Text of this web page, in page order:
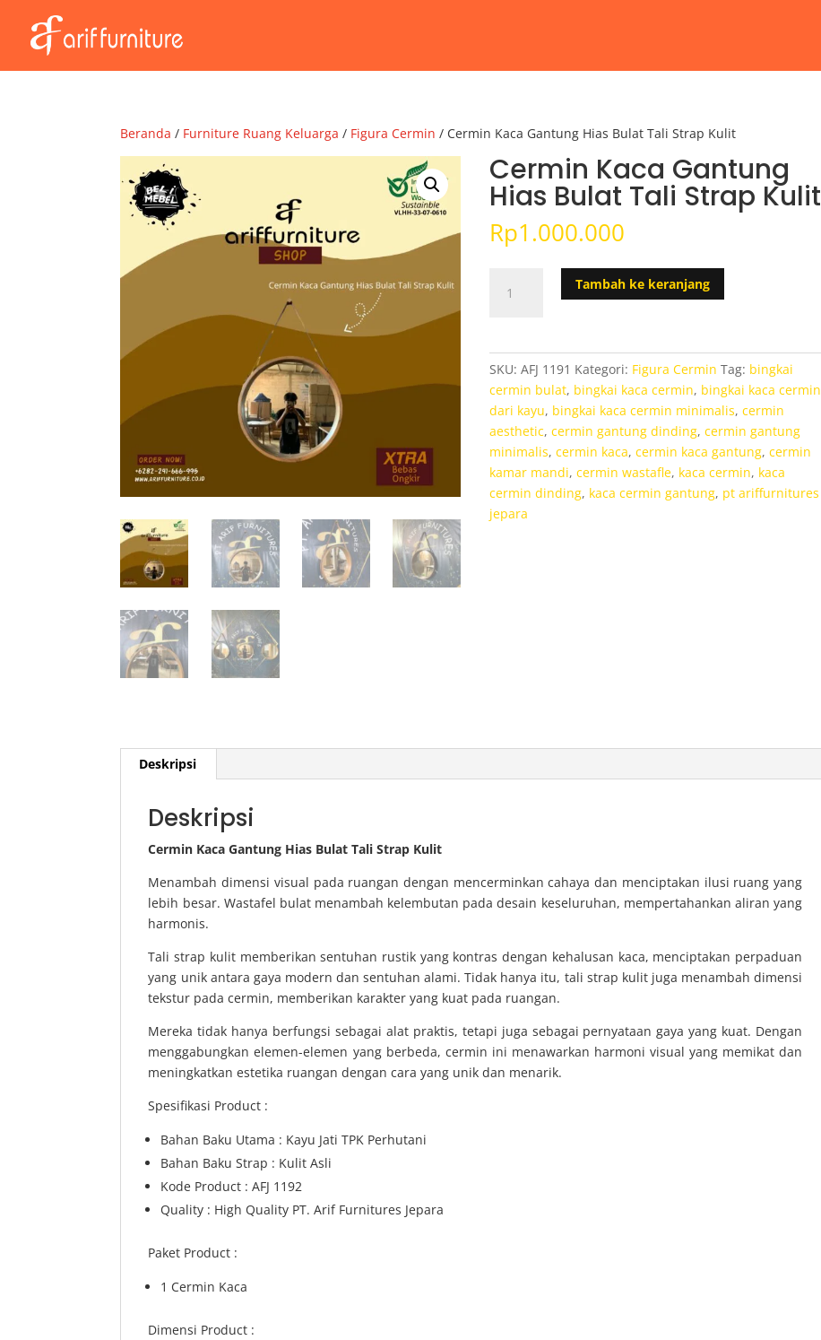
Beranda / Furniture Ruang Keluarga / Figura Cermin / Cermin Kaca Gantung Hias Bulat Tali Strap Kulit
Cermin Kaca Gantung
Hias Bulat Tali Strap Kulit
Rp1.000.000
Cermin
Tambah ke keranjang
SKU:AFJ 1191 Kategori: Figura Cermin Tag: bingkai
cermin bulat, bingkai kaca cermin, bingkai kaca cermin
dari kayu, bingkai kaca cermin minimalis,cermin
aesthetic,cermin gantung dinding,cermin gantung
minimalis,cermin kaca,cermin kaca gantung,cermin
kamar mandi,cermin wastafle, kaca cermin, kaca
cermin dinding, kaca cermin gantung, pt ariffurnitures
jepara
Deskripsi
Deskripsi
Cermin Kaca Gantung Hias Bulat Tali Strap Kulit
Menambah dimensi visual pada ruangan dengan mencerminkan cahaya dan menciptakan ilusi ruang yang
lebih besar. Wastafel bulat menambah kelembutan pada desain keseluruhan, mempertahankan aliran yang
harmonis.
Tali strap kulit memberikan sentuhan rustik yang kontras dengan kehalusan kaca, menciptakan perpaduan
yang unik antara gaya modern dan sentuhan alami. Tidak hanya itu, tali strap kulit juga menambah dimensi
tekstur pada cermin, memberikan karakter yang kuat pada ruangan.
Mereka tidak hanya berfungsi sebagai alat praktis, tetapi juga sebagai pernyataan gaya yang kuat. Dengan
menggabungkan elemen-elemen yang berbeda, cermin ini menawarkan harmoni visual yang memikat dan
meningkatkan estetika ruangan dengan cara yang unik dan menarik.
Spesifikasi Product :
Bahan Baku Utama : Kayu Jati TPK Perhutani
Bahan Baku Strap : Kulit Asli
Kode Product : AFJ 1192
Quality : High Quality PT. Arif Furnitures Jepara
Paket Product :
1 Cermin Kaca
Dimensi Product :